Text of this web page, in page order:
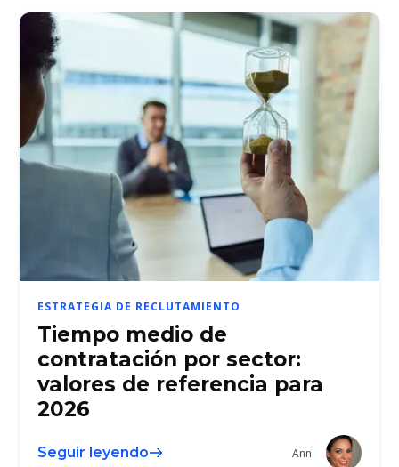
ESTRATEGIA DE RECLUTAMIENTO
Tiempo medio de
contratación por sector:
valores de referencia para
2026
Seguir leyendo Ann